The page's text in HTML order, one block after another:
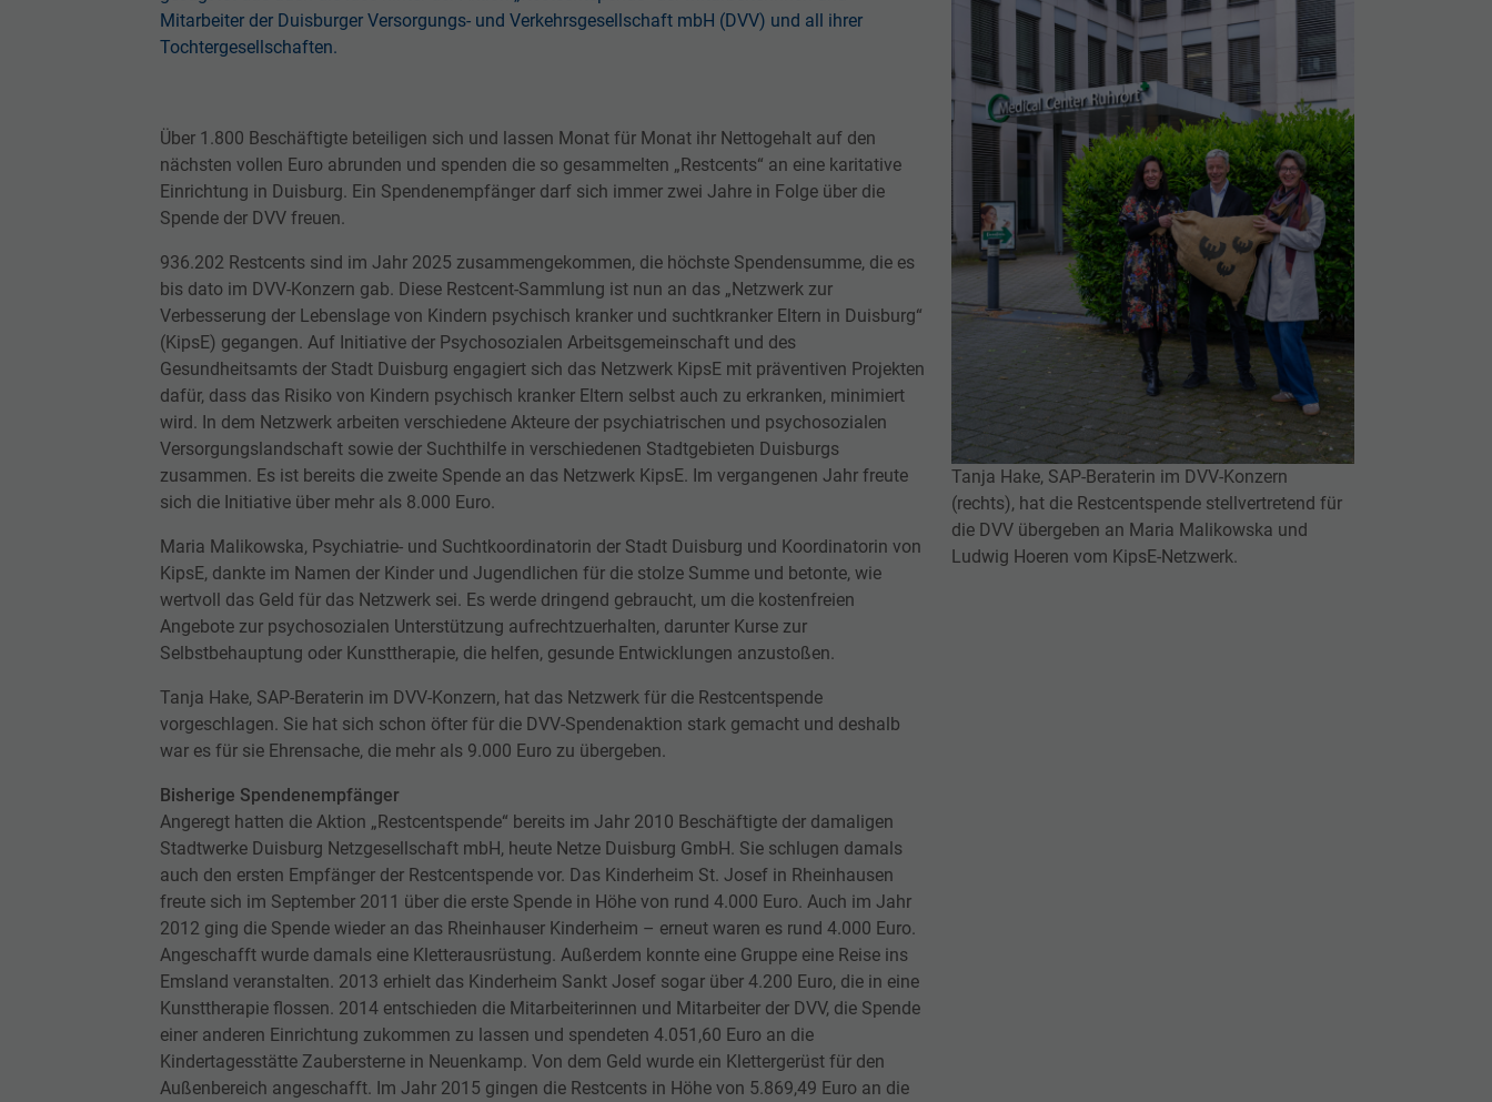
Mitarbeiter der Duisburger Versorgungs- und Verkehrsgesellschaft mbH (DVV) und all ihrer
Tochtergesellschaften.
Über 1.800 Beschäftigte beteiligen sich und lassen Monat für Monat ihr Nettogehalt auf den
nächsten vollen Euro abrunden und spenden die so gesammelten „Restcents“ an eine karitative
Einrichtung in Duisburg. Ein Spendenempfänger darf sich immer zwei Jahre in Folge über die
Spende der DVV freuen.
936.202 Restcents sind im Jahr 2025 zusammengekommen, die höchste Spendensumme, die es
bis dato im DVV-Konzern gab. Diese Restcent-Sammlung ist nun an das „Netzwerk zur
Verbesserung der Lebenslage von Kindern psychisch kranker und suchtkranker Eltern in Duisburg“
(KipsE) gegangen. Auf Initiative der Psychosozialen Arbeitsgemeinschaft und des
Gesundheitsamts der Stadt Duisburg engagiert sich das Netzwerk KipsE mit präventiven Projekten
dafür, dass das Risiko von Kindern psychisch kranker Eltern selbst auch zu erkranken, minimiert
wird. In dem Netzwerk arbeiten verschiedene Akteure der psychiatrischen und psychosozialen
Versorgungslandschaft sowie der Suchthilfe in verschiedenen Stadtgebieten Duisburgs
zusammen. Es ist bereits die zweite Spende an das Netzwerk KipsE. Im vergangenen Jahr freute
sich die Initiative über mehr als 8.000 Euro.
Maria Malikowska, Psychiatrie- und Suchtkoordinatorin der Stadt Duisburg und Koordinatorin von
KipsE, dankte im Namen der Kinder und Jugendlichen für die stolze Summe und betonte, wie
wertvoll das Geld für das Netzwerk sei. Es werde dringend gebraucht, um die kostenfreien
Angebote zur psychosozialen Unterstützung aufrechtzuerhalten, darunter Kurse zur
Selbstbehauptung oder Kunsttherapie, die helfen, gesunde Entwicklungen anzustoßen.
Tanja Hake, SAP-Beraterin im DVV-Konzern, hat das Netzwerk für die Restcentspende
vorgeschlagen. Sie hat sich schon öfter für die DVV-Spendenaktion stark gemacht und deshalb
war es für sie Ehrensache, die mehr als 9.000 Euro zu übergeben.
Bisherige Spendenempfänger
Angeregt hatten die Aktion „Restcentspende“ bereits im Jahr 2010 Beschäftigte der damaligen
Stadtwerke Duisburg Netzgesellschaft mbH, heute Netze Duisburg GmbH. Sie schlugen damals
auch den ersten Empfänger der Restcentspende vor. Das Kinderheim St. Josef in Rheinhausen
freute sich im September 2011 über die erste Spende in Höhe von rund 4.000 Euro. Auch im Jahr
2012 ging die Spende wieder an das Rheinhauser Kinderheim – erneut waren es rund 4.000 Euro.
Angeschafft wurde damals eine Kletterausrüstung. Außerdem konnte eine Gruppe eine Reise ins
Emsland veranstalten. 2013 erhielt das Kinderheim Sankt Josef sogar über 4.200 Euro, die in eine
Kunsttherapie flossen. 2014 entschieden die Mitarbeiterinnen und Mitarbeiter der DVV, die Spende
einer anderen Einrichtung zukommen zu lassen und spendeten 4.051,60 Euro an die
Kindertagesstätte Zaubersterne in Neuenkamp. Von dem Geld wurde ein Klettergerüst für den
Außenbereich angeschafft. Im Jahr 2015 gingen die Restcents in Höhe von 5.869,49 Euro an die
Tanja Hake, SAP-Beraterin im DVV-Konzern
(rechts), hat die Restcentspende stellvertretend für
die DVV übergeben an Maria Malikowska und
Ludwig Hoeren vom KipsE-Netzwerk.
Laufzeit 1 Jahr
Zweck
Dieses Cookie wird verwendet, um Ihre Cookie-
Name _et_coid
Anbieter
Duisburger Versorgungs- und
Verkehrsgesellschaft mbH
Laufzeit 1 Jahr
Zweck
Dieses Cookie wird zum Zwecke der Cookie-
Erkennung und Matomo Analytics verwendet.
Diese Cookies werden zu Analysezwecken zur Optimierung der Website
genutzt
Name
Anbieter .youtube-nocookie.com
Zweck
YouTube setzt dieses Cookie über eingebettete
YouTube-Videos und registriert anonyme
statistische Daten
Name _pk_id
Verkehrsgesellschaft mbH
Laufzeit 13 Monate
Zweck
Speichert einige wenige Details über den Nutzer
oder die Nutzerin, z. B. eine eindeutige Besucher
ID
Name _pk_ses
Anbieter
Verkehrsgesellschaft mbH
Laufzeit 30 Min
Zweck
Kurzlebiges Cookie zur vorübergehenden
Speicherung von Daten für den Besuch
Cookie-Informationen anzeigen
Externe Inhalte
Wir verwenden auf unserer Webseite externe Inhalte, um Ihnen
zusätzliche Informationen anzubieten.
Name __Secure-ENID
Anbieter Youtube
Laufzeit 13 Monate
Zweck
betrügerische Login-Versuche zu verhindern. Es
enthält eine User ID, die auch für Statistik- und
Marketing-Zwecke nach einem erfolgreichen
Login verwendet wird.
Cookie-Informationen anzeigen